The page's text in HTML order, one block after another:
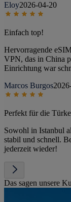
Eloy2026-04-20
Einfach top!
Hervorragende
VPN, das in China
Einrichtung war
Marcos Burgos
Perfekt für die
Sowohl in Istanbul
stabil und schnell.
jederzeit wieder!
Das sagen unsere